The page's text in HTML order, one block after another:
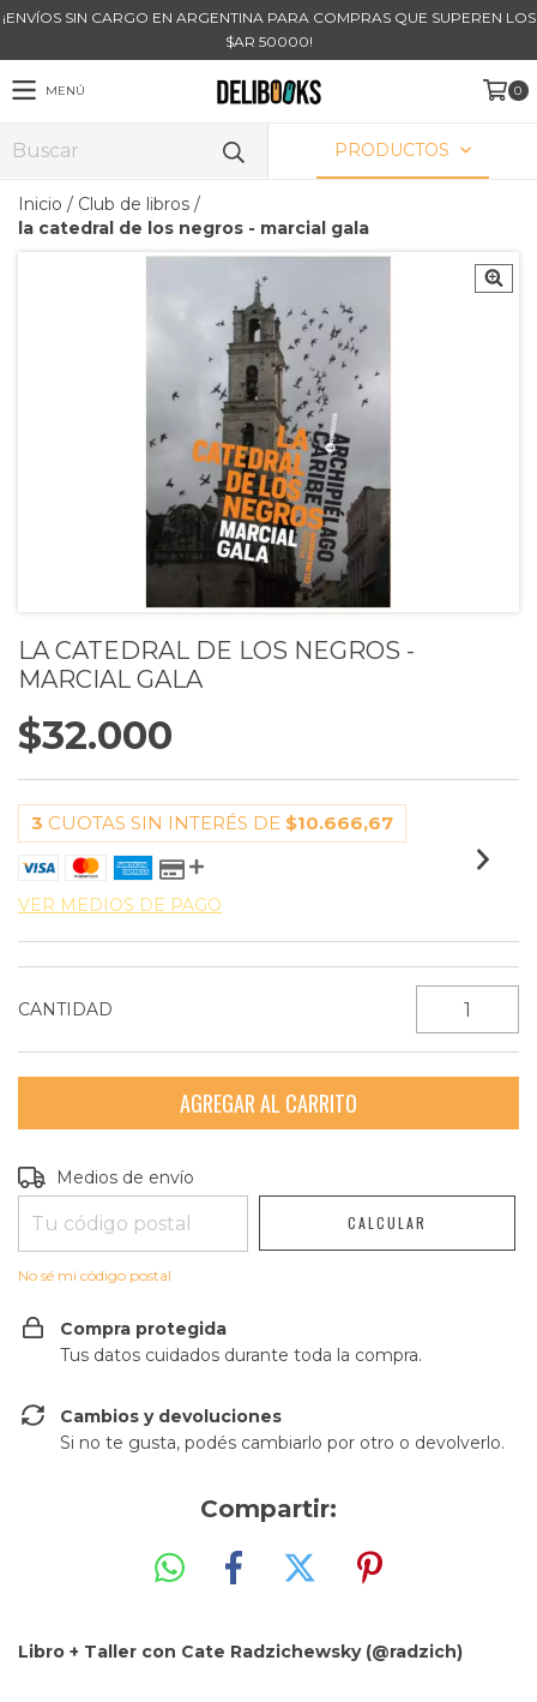
¡ENVÍOS SIN CARGO EN ARGENTINA PARA COMPRAS QUE SUPEREN LOS
$AR 50000!
MENÚ 0
PRODUCTOS
Inicio / Club de libros /
la catedral de los negros - marcial gala
LA CATEDRAL DE LOS NEGROS -
MARCIAL GALA
$32.000
3 CUOTAS SIN INTERÉS DE $10.666,67
VER MEDIOS DE PAGO
CANTIDAD
Entregas para el CP:
Medios de envío
CALCULAR
No sé mi código postal
Compra protegida
Tus datos cuidados durante toda la compra.
Cambios y devoluciones
Si no te gusta, podés cambiarlo por otro o devolverlo.
Compartir:
Libro + Taller con Cate Radzichewsky (@radzich)